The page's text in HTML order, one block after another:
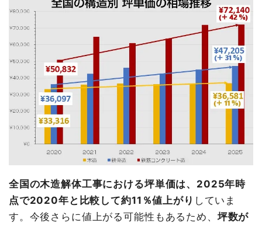
全国の木造解体工事における坪単価は、2025年時
点で2020年と比較して約11％値上がり していま
す。今後さらに値上がる可能性もあるため、 坪数が